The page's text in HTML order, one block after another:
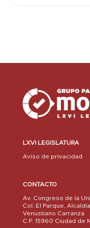
LXVI LEGISLATURA
Aviso de privacidad
CONTACTO
Av. Congreso de la
Col. El Parque, Alcaldía
Venustiano Carranza
C.P. 15960 Ciudad de